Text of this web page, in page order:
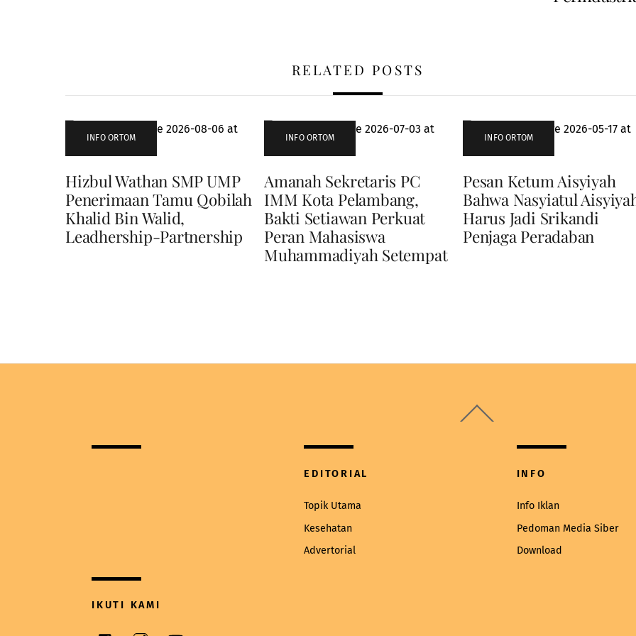
RELATED POSTS
INFO ORTOM
Hizbul Wathan SMP UMP
Penerimaan Tamu Qobilah
Khalid Bin Walid,
Leadhership-Partnership
INFO ORTOM
Amanah Sekretaris PC
IMM Kota Pelambang,
Bakti Setiawan Perkuat
Peran Mahasiswa
Muhammadiyah Setempat
INFO ORTOM
Pesan Ketum Aisyiyah
Bahwa Nasyiatul
Harus Jadi Srikandi
Penjaga Peradaban
To
EDITORIAL
Topik Utama
Kesehatan
Advertorial
INFO
Info Iklan
Pedoman Media Siber
Download
IKUTI KAMI
Facebook